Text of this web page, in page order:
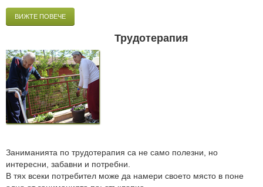
ВИЖТЕ ПОВЕЧЕ
Трудотерапия
Заниманията по трудотерапия са не само полезни, но
интересни, забавни и потребни.
В тях всеки потребител може да намери своето място в поне